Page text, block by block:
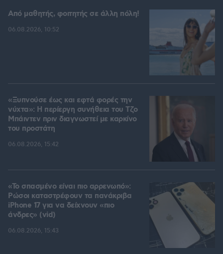
Από μαθητής, φοιτητής σε άλλη πόλη!
06.08.2026, 10:52
«Ξυπνούσε έως και εφτά φορές την
νύχτα»: Η περίεργη συνήθεια του Τζο
Μπάιντεν πριν διαγνωστεί με καρκίνο
του προστάτη
06.08.2026, 15:42
«Το σπασμένο είναι πιο αρρενωπό»:
Ρώσοι καταστρέφουν τα πανάκριβα
iPhone 17 για να δείχνουν «πιο
άνδρες» (vid)
06.08.2026, 15:43